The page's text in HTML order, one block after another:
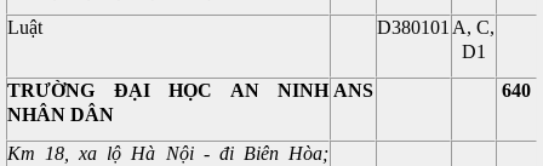
Luật
D380101 A, C,
D1
TRƯỜNG ĐẠI HỌC AN NINH
NHÂN DÂN
ANS 640
Km 18, xa lộ Hà Nội - đi Biên Hòa;